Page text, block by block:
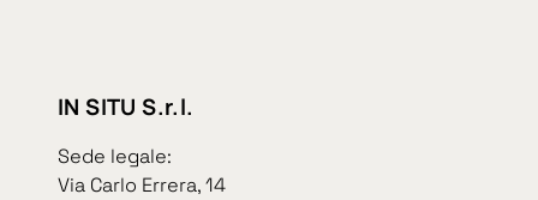
IN SITU S.r.l.
Sede legale:
Via Carlo Errera, 14
« Precedente